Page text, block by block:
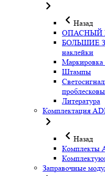
Назад
ОПАСНЫЙ
БОЛЬШИЕ
наклейки
Маркировка
Штампы
Литература
Комплектация
Назад
Комплекты
Заправочные